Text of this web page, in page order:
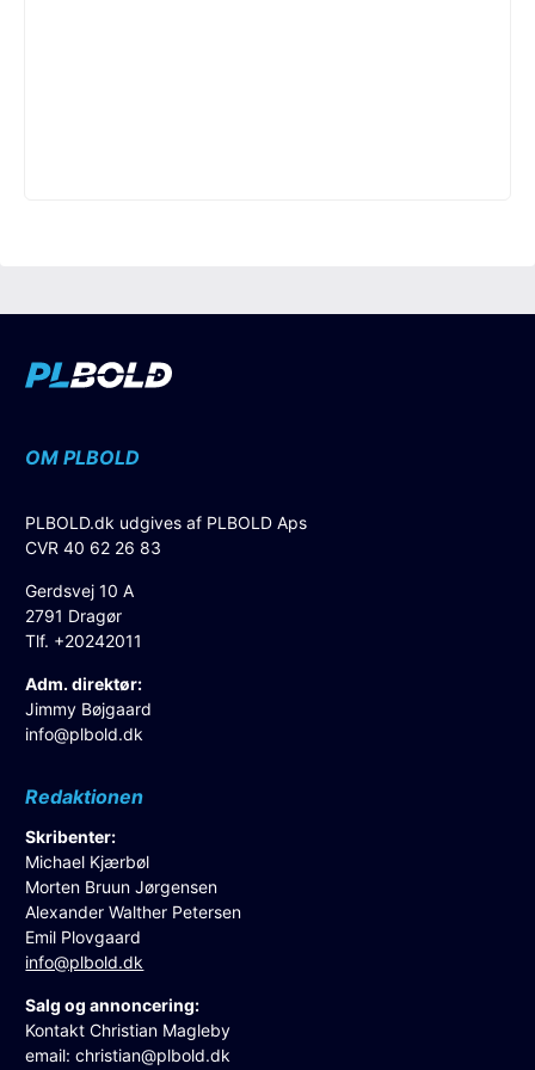
OM PLBOLD
PLBOLD.dk udgives af PLBOLD Aps
CVR 40 62 26 83
Gerdsvej 10 A
2791 Dragør
Tlf. +20242011
Adm. direktør:
Jimmy Bøjgaard
info@plbold.dk
Redaktionen
Skribenter:
Michael Kjærbøl
Morten Bruun Jørgensen
Alexander Walther Petersen
Emil Plovgaard
info@plbold.dk
Salg og annoncering:
Kontakt Christian Magleby
email:christian@plbold.dk